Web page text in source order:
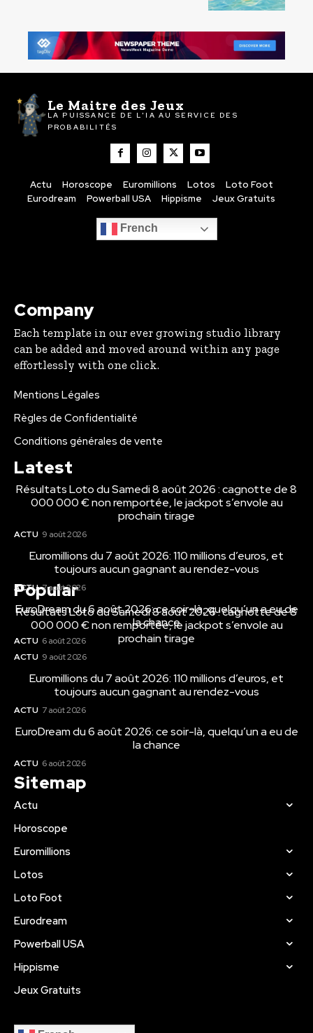
Le Maitre des Jeux
LA PUISSANCE DE L'IA AU SERVICE DES
PROBABILITÉS
Actu Horoscope Euromillions Lotos
Loto Foot
Eurodream
Powerball USA Hippisme Jeux Gratuits
French
Company
Each template in our ever growing studio library
can be added and moved around within any page
effortlessly with one click.
Mentions Légales
Règles de Confidentialité
Conditions générales de vente
Latest
Résultats Loto du Samedi 8 août 2026 : cagnotte de 8
000 000 € non remportée, le jackpot s’envole au
prochain tirage
ACTU 9 août 2026
Euromillions du 7 août 2026: 110 millions d’euros, et
toujours aucun gagnant au rendez-vous
ACTU 7 août 2026
EuroDream du 6 août 2026: ce soir-là, quelqu’un a eu de
la chance
ACTU 6 août 2026
Popular
Résultats Loto du Samedi 8 août 2026 : cagnotte de 8
000 000 € non remportée, le jackpot s’envole au
prochain tirage
ACTU 9 août 2026
Euromillions du 7 août 2026: 110 millions d’euros, et
toujours aucun gagnant au rendez-vous
ACTU 7 août 2026
EuroDream du 6 août 2026: ce soir-là, quelqu’un a eu de
la chance
ACTU 6 août 2026
Sitemap
Actu
Horoscope
Euromillions
Lotos
Loto Foot
Eurodream
Powerball USA
Hippisme
Jeux Gratuits